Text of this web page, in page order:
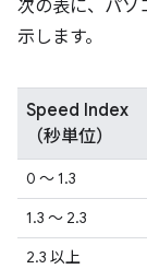
次の表に、パソ
示します。
Speed Index
（秒単位）
0 ～ 1.3
1.3 ～ 2.3
2.3 以上